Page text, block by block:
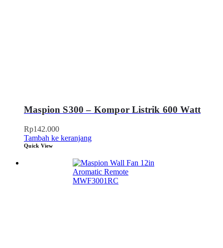
Maspion S300 – Kompor Listrik 600 Watt
Rp142.000
Tambah ke keranjang
Quick View